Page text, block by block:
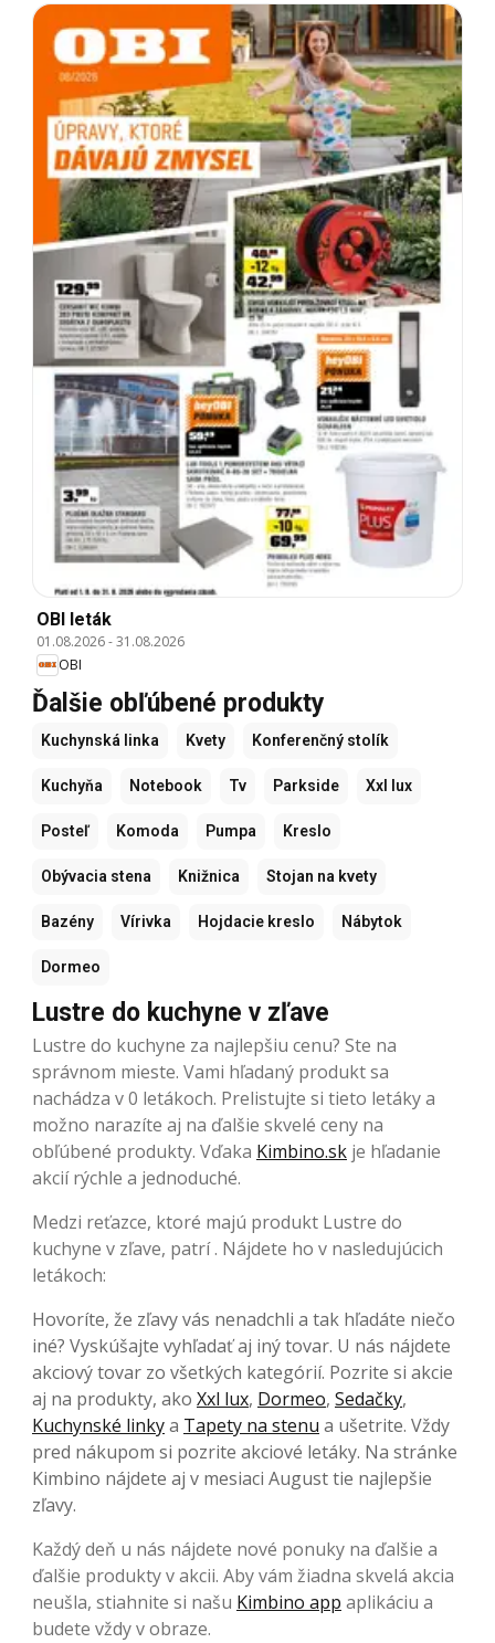
OBI leták
01.08.2026-31.08.2026
OBI
Ďalšie obľúbené produkty
Kuchynská linka Kvety Konferenčný stolík
Kuchyňa Notebook Tv Parkside Xxl lux
Posteľ Komoda Pumpa Kreslo
Obývacia stena Knižnica Stojan na kvety
Bazény Vírivka Hojdacie kreslo Nábytok
Dormeo
Lustre do kuchyne v zľave
Lustre do kuchyne za najlepšiu cenu? Ste na
správnom mieste. Vami hľadaný produkt sa
nachádza v 0 letákoch. Prelistujte si tieto letáky a
možno narazíte aj na ďalšie skvelé ceny na
obľúbené produkty. Vďaka Kimbino.sk je hľadanie
akcií rýchle a jednoduché.
Medzi reťazce, ktoré majú produkt Lustre do
kuchyne v zľave, patrí . Nájdete ho v nasledujúcich
letákoch:
Hovoríte, že zľavy vás nenadchli a tak hľadáte niečo
iné? Vyskúšajte vyhľadať aj iný tovar. U nás nájdete
akciový tovar zo všetkých kategórií. Pozrite si akcie
aj na produkty, ako Xxl lux, Dormeo, Sedačky,
Kuchynské linkya Tapety na stenu a ušetrite. Vždy
pred nákupom si pozrite akciové letáky. Na stránke
Kimbino nájdete aj v mesiaci August tie najlepšie
zľavy.
Každý deň u nás nájdete nové ponuky na ďalšie a
ďalšie produkty v akcii. Aby vám žiadna skvelá akcia
neušla, stiahnite si našu Kimbino app aplikáciu a
budete vždy v obraze.